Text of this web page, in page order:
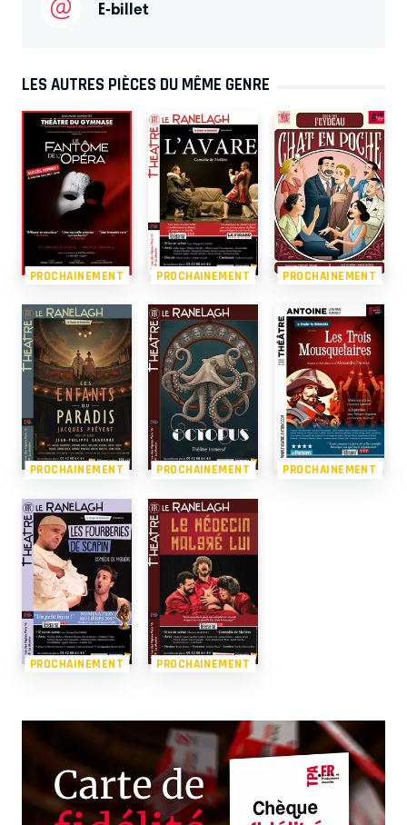
E-billet
LES AUTRES PIÈCES DU MÊME GENRE
PROCHAINEMENT PROCHAINEMENT PROCHAINEMENT
PROCHAINEMENT PROCHAINEMENT PROCHAINEMENT
PROCHAINEMENT PROCHAINEMENT